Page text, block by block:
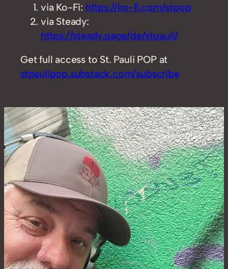
via Ko-Fi: https://ko-fi.com/stpop
via Steady:
https://steady.page/de/stpauli/
Get full access to St. Pauli POP at
stpaulipop.substack.com/subscribe